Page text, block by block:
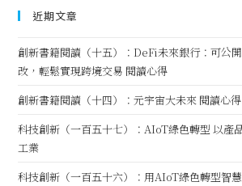
近期文章
創新書籍閱讀（十五）：DeFi未來銀行：可公
改，輕鬆實現跨境交易 閱讀心得
創新書籍閱讀（十四）：元宇宙大未來 閱讀心得
科技創新（一百五十七）：AIoT綠色轉型 以產
工業
科技創新（一百五十六）：用AIoT綠色轉型智